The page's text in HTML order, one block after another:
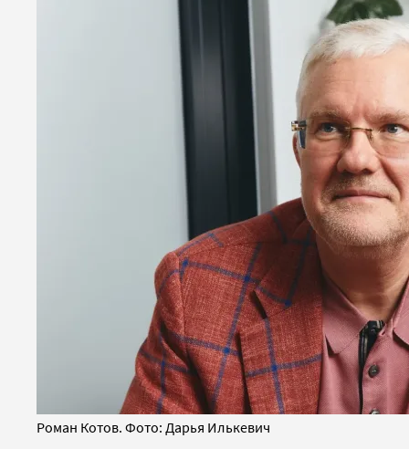
Роман Котов. Фото: Дарья Илькевич